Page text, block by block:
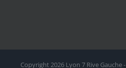
Copyright 2026 Lyon 7 Rive Gauche -